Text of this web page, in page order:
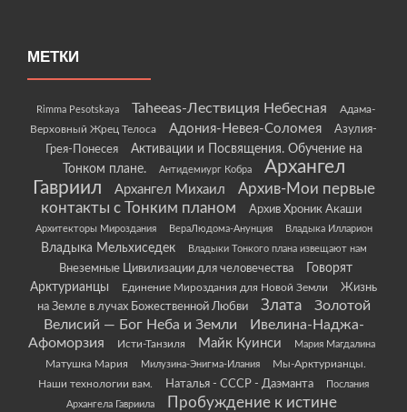
МЕТКИ
Rimma Pesotskaya Taheeas-Лествиция Небесная
Адама-
Верховный Жрец Телоса
Адония-Невея-Соломея
Азулия-
Грея-Понесея
Активации и Посвящения. Обучение на
Тонком плане.
Антидемиург Кобра
Архангел
Гавриил
Архангел Михаил
Архив-Мои первые
контакты с Тонким планом
Архив Хроник Акаши
Архитекторы Мироздания ВераЛюдома-Анунция Владыка Илларион
Владыка Мельхиседек Владыки Тонкого плана извещают нам
Внеземные Цивилизации для человечества
Говорят
Арктурианцы
Единение Мироздания для Новой Земли
Жизнь
на Земле в лучах Божественной Любви
Злата
Золотой
Велисий — Бог Неба и Земли
Ивелина-Наджа-
Афоморзия
Исти-Танзиля Майк Куинси Мария Магдалина
Матушка Мария Милузина-Энигма-Илания
Мы-Арктурианцы.
Наши технологии вам.
Наталья - СССР - Даэманта
Послания
Архангела Гавриила
Пробуждение к истине